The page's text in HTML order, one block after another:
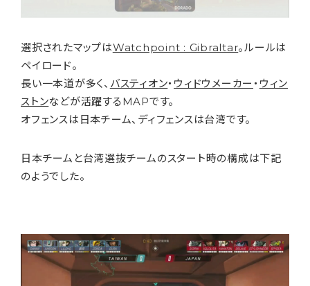
選択されたマップはWatchpoint : Gibraltar。ルールは
ペイロード。
長い一本道が多く、 バスティオン・ ウィドウメーカー ・ ウィン
ストンなどが活躍するMAPです。
オフェンスは日本チーム、ディフェンスは台湾です。
日本チームと台湾選抜チームのスタート時の構成は下記
のようでした。